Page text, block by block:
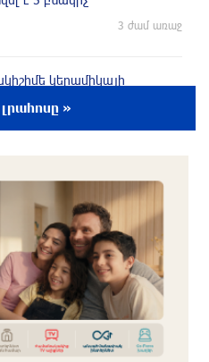
3 ժամ առաջ
կերամիկայի
քրեական
2 ժամ առաջ
հեռախոսազրույց են
2 ժամ առաջ
»